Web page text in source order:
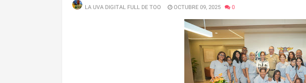
LA UVA DIGITAL FULL DE TOO OCTUBRE 09, 2025 0